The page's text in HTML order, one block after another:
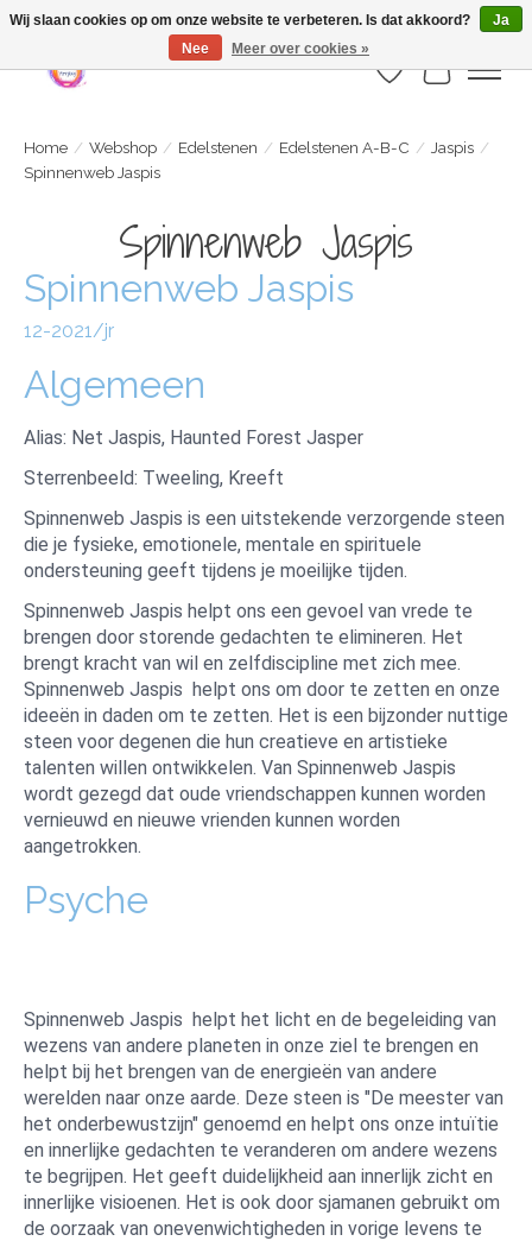
Webshop is geopend maar nog onder constructie | let op: Verzenden vanaf 29
juli
Verlanglijst
Home / Webshop / Edelstenen / Edelstenen A-B-C / Jaspis /
Spinnenweb Jaspis
Spinnenweb Jaspis
Spinnenweb Jaspis
12-2021/jr
Algemeen
Alias: Net Jaspis, Haunted Forest Jasper
Sterrenbeeld: Tweeling, Kreeft
Spinnenweb Jaspis is een uitstekende verzorgende steen
die je fysieke, emotionele, mentale en spirituele
ondersteuning geeft tijdens je moeilijke tijden.
Spinnenweb Jaspis helpt ons een gevoel van vrede te
brengen door storende gedachten te elimineren. Het
brengt kracht van wil en zelfdiscipline met zich mee.
Spinnenweb Jaspis helpt ons om door te zetten en onze
ideeën in daden om te zetten. Het is een bijzonder nuttige
steen voor degenen die hun creatieve en artistieke
talenten willen ontwikkelen. Van Spinnenweb Jaspis
wordt gezegd dat oude vriendschappen kunnen worden
vernieuwd en nieuwe vrienden kunnen worden
aangetrokken.
Psyche
Spinnenweb Jaspis helpt het licht en de begeleiding van
wezens van andere planeten in onze ziel te brengen en
helpt bij het brengen van de energieën van andere
werelden naar onze aarde. Deze steen is "De meester van
het onderbewustzijn" genoemd en helpt ons onze intuïtie
en innerlijke gedachten te veranderen om andere wezens
te begrijpen. Het geeft duidelijkheid aan innerlijk zicht en
innerlijke visioenen. Het is ook door sjamanen gebruikt om
de oorzaak van onevenwichtigheden in vorige levens te
Wij slaan cookies op om onze website te verbeteren. Is dat akkoord?
Ja
Nee
Meer over cookies »